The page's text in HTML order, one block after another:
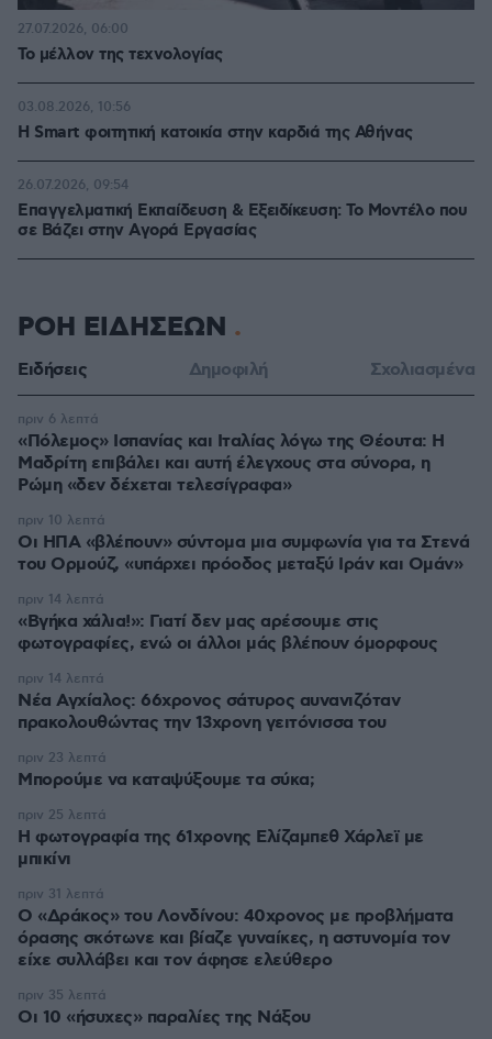
Το μέλλον της τεχνολογίας
27.07.2026, 06:00
Η Smart φοιτητική κατοικία στην καρδιά της Αθήνας
03.08.2026, 10:56
Επαγγελματική Εκπαίδευση & Εξειδίκευση: Το Mοντέλο που
σε Bάζει στην Aγορά Eργασίας
26.07.2026, 09:54
ΡΟΗ ΕΙΔΗΣΕΩΝ
Ειδήσεις Δημοφιλή Σχολιασμένα
«Πόλεμος» Ισπανίας και Ιταλίας λόγω της Θέουτα: Η
Μαδρίτη επιβάλει και αυτή έλεγχους στα σύνορα, η
Ρώμη «δεν δέχεται τελεσίγραφα»
πριν 6 λεπτά
Οι ΗΠΑ «βλέπουν» σύντομα μια συμφωνία για τα Στενά
του Ορμούζ, «υπάρχει πρόοδος μεταξύ Ιράν και Ομάν»
πριν 10 λεπτά
«Βγήκα χάλια!»: Γιατί δεν μας αρέσουμε στις
φωτογραφίες, ενώ οι άλλοι μάς βλέπουν όμορφους
πριν 14 λεπτά
Νέα Αγχίαλος: 66χρονος σάτυρος αυνανιζόταν
πρακολουθώντας την 13χρονη γειτόνισσα του
πριν 14 λεπτά
Μπορούμε να καταψύξουμε τα σύκα;
πριν 23 λεπτά
Η φωτογραφία της 61χρονης Ελίζαμπεθ Χάρλεϊ με
μπικίνι
πριν 25 λεπτά
Ο «Δράκος» του Λονδίνου: 40χρονος με προβλήματα
όρασης σκότωνε και βίαζε γυναίκες, η αστυνομία τον
είχε συλλάβει και τον άφησε ελεύθερο
πριν 31 λεπτά
Οι 10 «ήσυχες» παραλίες της Νάξου
πριν 35 λεπτά